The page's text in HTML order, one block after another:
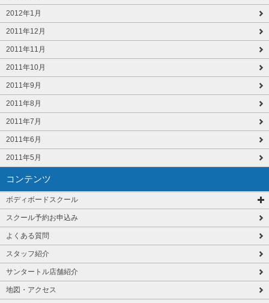
2012年1月
2011年12月
2011年11月
2011年10月
2011年9月
2011年8月
2011年7月
2011年6月
2011年5月
コンテンツ
ボディボードスクール
スクール予約お申込み
よくある質問
スタッフ紹介
サンタートル店舗紹介
地図・アクセス